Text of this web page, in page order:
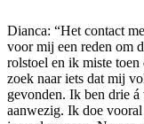
Dianca: “Het contact
voor mij een reden om
rolstoel en ik miste toen
zoek naar iets dat mij
gevonden. Ik ben drie
aanwezig. Ik doe